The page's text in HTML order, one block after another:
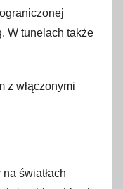
W tunelach także
z włączonymi
światłach